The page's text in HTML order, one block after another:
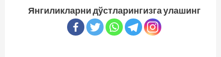
Янгиликларни дўстларингизга улашинг